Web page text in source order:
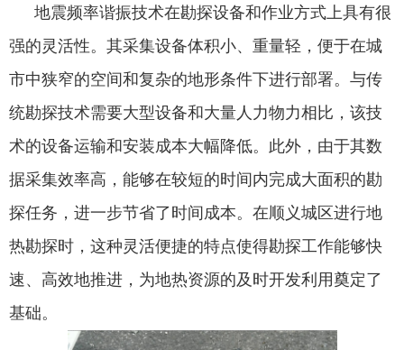
地震频率谐振技术在勘探设备和作业方式上具有很
强的灵活性。其采集设备体积小、重量轻，便于在城
市中狭窄的空间和复杂的地形条件下进行部署。与传
统勘探技术需要大型设备和大量人力物力相比，该技
术的设备运输和安装成本大幅降低。此外，由于其数
据采集效率高，能够在较短的时间内完成大面积的勘
探任务，进一步节省了时间成本。在顺义城区进行地
热勘探时，这种灵活便捷的特点使得勘探工作能够快
速、高效地推进，为地热资源的及时开发利用奠定了
基础。